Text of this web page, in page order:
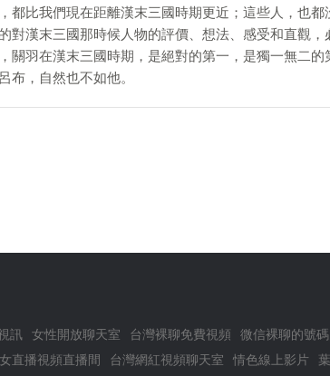
都比我們現在距離漢末三國時期更近；這些人，也
對漢末三國那時候人物的評價、想法、感受和直觀
關羽在漢末三國時期，是絕對的第一，是獨一無二的
布，自然也不如他。
訊 女性開放聊天室 台灣裸聊免費視頻 微信裸聊的號碼
直播視頻直播間 台灣網紅視頻聊天室 情色線上影片